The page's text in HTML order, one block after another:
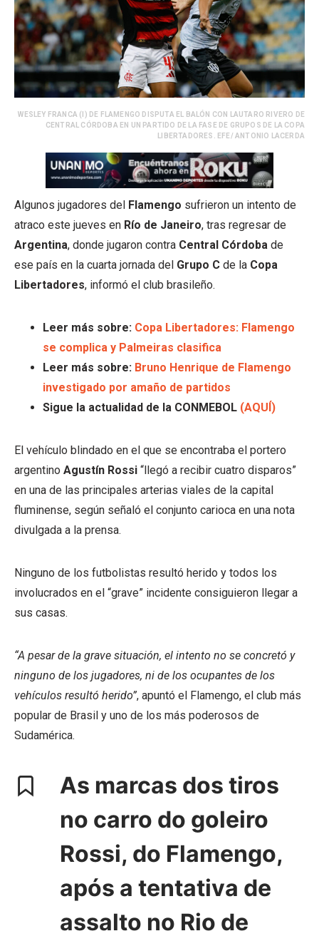
WESLEY FRANCA (I) DE FLAMENGO DISPUTA EL BALÓN CON LAUTARO RIVERO DE
CENTRAL CÓRDOBA EN UN PARTIDO DE LA FASE DE GRUPOS DE LA COPA
LIBERTADORES. EFE/ ANTONIO LACERDA
Algunos jugadores del Flamengo sufrieron un intento de
atraco este jueves en Río de Janeiro, tras regresar de
Argentina, donde jugaron contra Central Córdoba de
ese país en la cuarta jornada del Grupo C de la Copa
Libertadores, informó el club brasileño.
Leer más sobre: Copa Libertadores: Flamengo
se complica y Palmeiras clasifica
Leer más sobre: Bruno Henrique de Flamengo
investigado por amaño de partidos
Sigue la actualidad de la CONMEBOL (AQUÍ)
El vehículo blindado en el que se encontraba el portero
argentino Agustín Rossi “llegó a recibir cuatro disparos”
en una de las principales arterias viales de la capital
fluminense, según señaló el conjunto carioca en una nota
divulgada a la prensa.
Ninguno de los futbolistas resultó herido y todos los
involucrados en el “grave” incidente consiguieron llegar a
sus casas.
“A pesar de la grave situación, el intento no se concretó y
ninguno de los jugadores, ni de los ocupantes de los
vehículos resultó herido”, apuntó el Flamengo, el club más
popular de Brasil y uno de los más poderosos de
Sudamérica.
As marcas dos tiros
no carro do goleiro
Rossi, do Flamengo,
após a tentativa de
assalto no Rio de